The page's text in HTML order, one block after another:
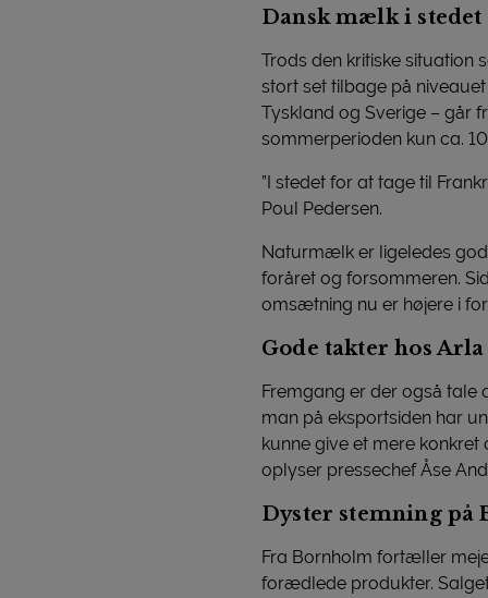
Dansk mælk i
Trods den kritiske situation
stort set tilbage på
Tyskland og Sverige – går
sommerperioden kun ca.
”I stedet for at tage til
Poul Pedersen.
Naturmælk er ligeledes
foråret og forsommeren.
omsætning nu er højere i
Gode takter hos Arla
Fremgang er der også tale
man på eksportsiden har
kunne give et mere
oplyser pressechef Åse
Dyster stemning på
Fra Bornholm fortæller
forædlede produkter.